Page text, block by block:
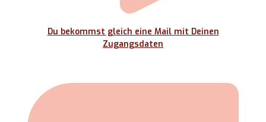
Du bekommst gleich eine Mail mit Deinen
Zugangsdaten